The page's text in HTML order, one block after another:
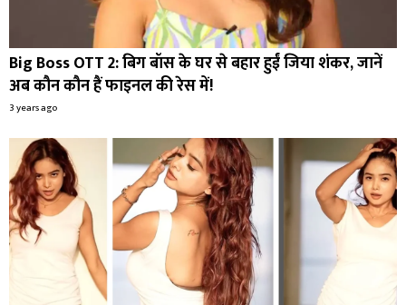
Big Boss OTT 2: बिग बॉस के घर से बहार हुईं जिया शंकर, जानें
अब कौन कौन हैं फाइनल की रेस में!
3 years ago